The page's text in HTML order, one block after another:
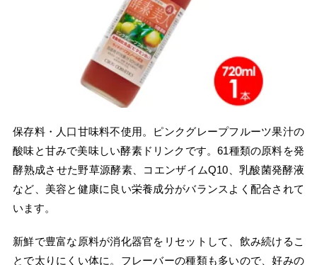
保存料・人口甘味料不使用。ピンクグレープフルーツ果汁の
酸味と甘みで美味しい酵素ドリンクです。61種類の原料を発
酵熟成させた野草源酵素、コエンザイムQ10、乳酸菌発酵液
など、美容と健康に良い栄養成分がバランスよく配合されて
います。
新鮮で豊富な原料が消化器官をリセットして、飲み続けるこ
とで太りにくい体に。フレーバーの種類も多いので、好みの